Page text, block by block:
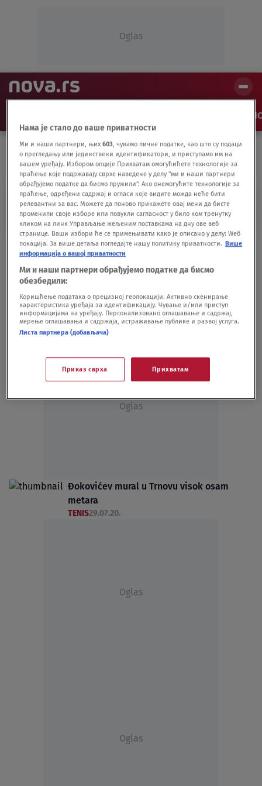
Oglas
TRNOVO
Uhapšen jedan od najbogatijih političara u
BiH: Na bankovnom računu pronađen
ogroman novac spornog porekla
Situacija sa poplavama u Trnovu i Istočnoj
Ilidži se stabilizuje
SVET 07.11.21.
Oglas
Đokovićev mural u Trnovu visok osam
metara
TENIS29.07.20.
Oglas
Oglas
Нама је стало до ваше приватности
Ми и наши партнери, њих603, чувамо личне податке, као што су подаци
о прегледању или јединствени идентификатори, и приступамо им на
вашем уређају. Избором опције Прихватам омогућићете технологије за
праћење које подржавају сврхе наведене у делу "ми и наши партнери
обрађујемо податке да бисмо пружили". Ако онемогућите технологије за
праћење, одређени садржај и огласи које видите можда неће бити
релевантни за вас. Можете да поново прикажете овај мени да бисте
променили своје изборе или повукли сагласност у било ком тренутку
кликом на линк Управљање жељеним поставкама на дну ове веб
странице. Ваши избори ће се примењивати како је описано у делу: Wеб
локација. За више детаља погледајте нашу политику приватности. Више
информација о вашој приватности
Ми и наши партнери обрађујемо податке да бисмо
обезбедили:
Коришћење података о прецизној геолокацији. Активно скенирање
карактеристика уређаја за идентификацију. Чување и/или приступ
информацијама на уређају. Персонализовано оглашавање и садржај,
мерење оглашавања и садржаја, истраживање публике и развој услуга.
Листа партнера (добављача)
Приказ сврха Прихватам